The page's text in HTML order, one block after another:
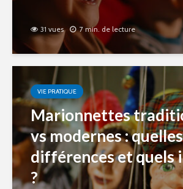
31 vues 7 min. de lecture
VIE PRATIQUE
Marionnettes
vs modernes : quelles
différences et quels
?